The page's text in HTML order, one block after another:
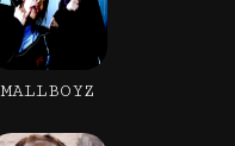
MALLBOYZ